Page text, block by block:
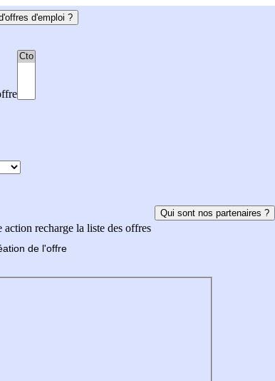
d'emploi ?
action recharge la liste des offres
Qui sont nos partenaires ?
de l'offre